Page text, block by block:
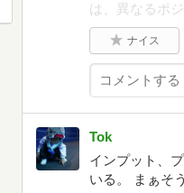
は、異なるポ
ナイス
Tok
インプット、
いる。 まぁそ